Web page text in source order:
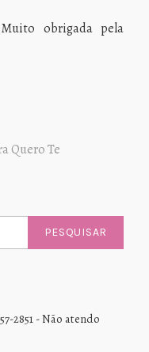
obrigada pela
Quero Te
2851 - Não atendo